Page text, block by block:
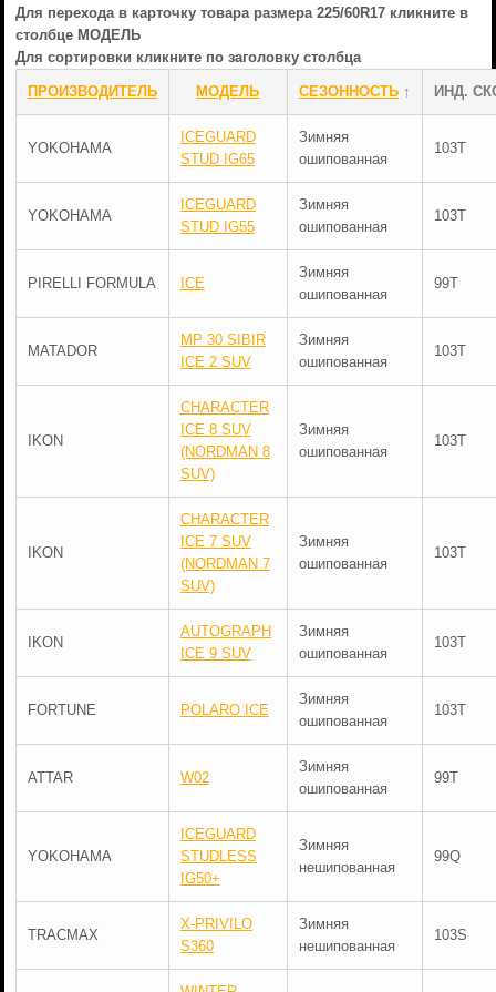
Для перехода в карточку товара размера 225/60R17 кликните в
столбце МОДЕЛЬ
Для сортировки кликните по заголовку столбца
ПРОИЗВОДИТЕЛЬ МОДЕЛЬ СЕЗОННОСТЬ↑ ИНД.
YOKOHAMA
ICEGUARD
STUD IG65
Зимняя
ошипованная
103T
YOKOHAMA
ICEGUARD
STUD IG55
Зимняя
ошипованная
103T
PIRELLI FORMULA ICE
Зимняя
ошипованная
99T
MATADOR
MP 30 SIBIR
ICE 2 SUV
Зимняя
ошипованная
103T
IKON
CHARACTER
ICE 8 SUV
(NORDMAN 8
SUV)
Зимняя
ошипованная
103T
IKON
CHARACTER
ICE 7 SUV
(NORDMAN 7
SUV)
Зимняя
ошипованная
103T
IKON
AUTOGRAPH
ICE 9 SUV
Зимняя
ошипованная
103T
FORTUNE POLARO ICE
Зимняя
ошипованная
103T
ATTAR W02
Зимняя
ошипованная
99T
YOKOHAMA
ICEGUARD
STUDLESS
IG50+
Зимняя
нешипованная
99Q
TRACMAX
X-PRIVILO
S360
Зимняя
нешипованная
103S